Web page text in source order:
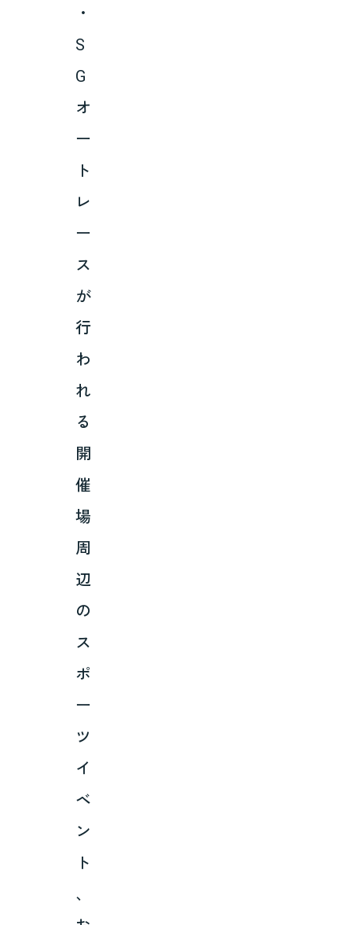
・
S
G
オ
ー
ト
レ
ー
ス
が
行
わ
れ
る
開
催
場
周
辺
の
ス
ポ
ー
ツ
イ
ベ
ン
ト
、